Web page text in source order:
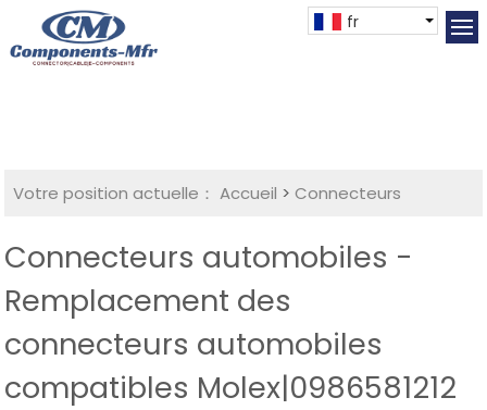
fr
Votre position actuelle： Accueil >Connecteurs
Connecteurs automobiles -
Remplacement des
connecteurs automobiles
compatibles Molex|0986581212